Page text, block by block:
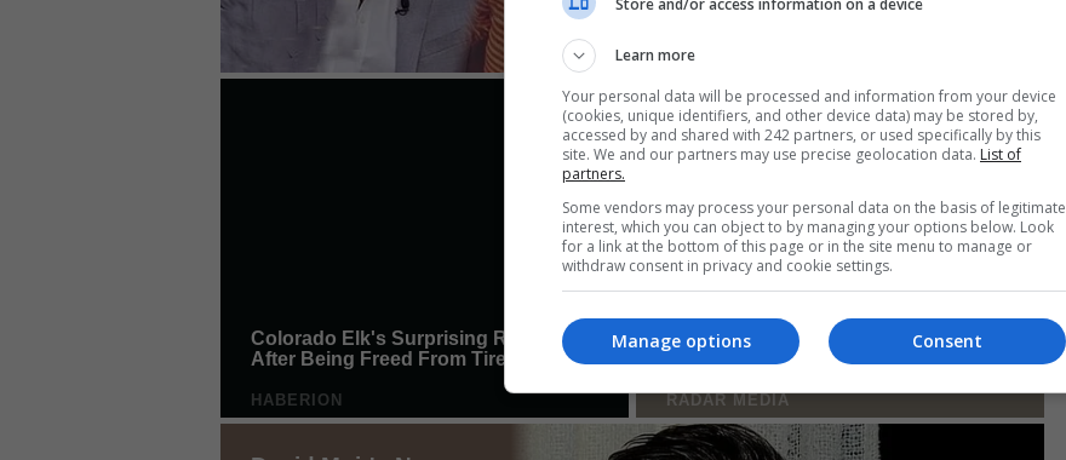
Store and/or access information on a device
Learn more
Your personal data will be processed and information from your device
(cookies, unique identifiers, and other device data) may be stored by,
accessed by and shared with 242 partners, or used specifically by this
site. We and our partners may use precise geolocation data. List of
partners.
Some vendors may process your personal data on the basis of legitimate
interest, which you can object to by managing your options below. Look
for a link at the bottom of this page or in the site menu to manage or
withdraw consent in privacy and cookie settings.
Consent
Manage options